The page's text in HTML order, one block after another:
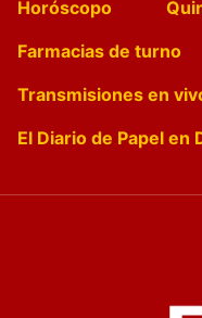
Horóscopo
Farmacias de turno
Transmisiones en
El Diario de Papel en